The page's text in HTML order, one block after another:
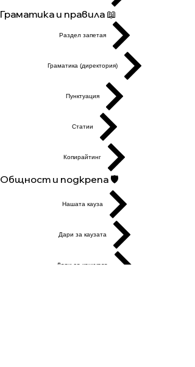
Граматика и правила 📖
Раздел запетая
Граматика (директория)
Пунктуация
Статии
Копирайтинг
Общност и подкрепа 🛡️
Нашата кауза
Дари за каузата
Дари за конкурса